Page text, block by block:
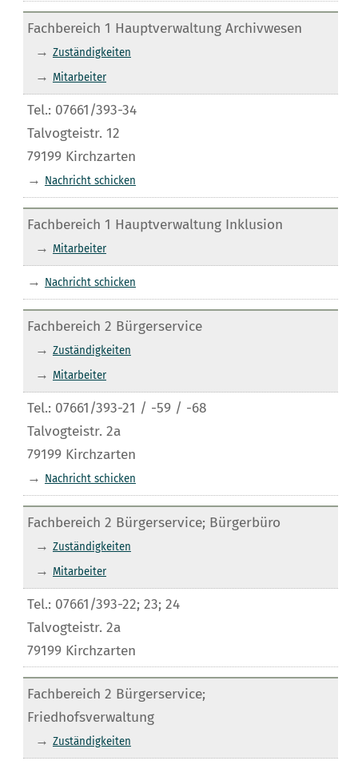
Fachbereich 1 Hauptverwaltung Archivwesen
→ Zuständigkeiten
→ Mitarbeiter
Tel.: 07661/393-34
Talvogteistr. 12
79199 Kirchzarten
→
Nachricht schicken
Fachbereich 1 Hauptverwaltung Inklusion
→ Mitarbeiter
→ Nachricht schicken
Fachbereich 2 Bürgerservice
→ Zuständigkeiten
→ Mitarbeiter
Tel.: 07661/393-21 / -59 / -68
Talvogteistr. 2a
79199 Kirchzarten
→
Nachricht schicken
Fachbereich 2 Bürgerservice; Bürgerbüro
→ Zuständigkeiten
→ Mitarbeiter
Tel.: 07661/393-22; 23; 24
Talvogteistr. 2a
79199 Kirchzarten
Fachbereich 2 Bürgerservice;
Friedhofsverwaltung
→ Zuständigkeiten